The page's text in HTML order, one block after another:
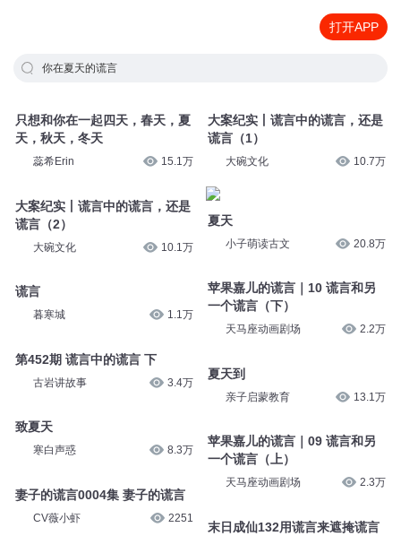
打开APP
你在夏天的谎言
只想和你在一起四天，春天，夏
天，秋天，冬天
蕊希Erin 15.1万
大案纪实丨谎言中的谎言，还是
谎言（2）
大碗文化 10.1万
谎言
暮寒城 1.1万
第452期 谎言中的谎言 下
古岩讲故事 3.4万
致夏天
寒白声惑 8.3万
妻子的谎言0004集 妻子的谎言
CV薇小虾 2251
大案纪实丨谎言中的谎言，还是
谎言（1）
大碗文化 10.7万
夏天
小子萌读古文 20.8万
苹果嘉儿的谎言｜10 谎言和另
一个谎言（下）
天马座动画剧场 2.2万
夏天到
亲子启蒙教育 13.1万
苹果嘉儿的谎言｜09 谎言和另
一个谎言（上）
天马座动画剧场 2.3万
末日成仙132用谎言来遮掩谎言